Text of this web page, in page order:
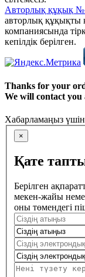
Авторлық құқық №
авторлық құқықты
компаниясында
кепілдік берілген.
Thanks for your
We will contact you
Хабарламаңыз
×
Қате
Берілген
мекен-жайы
оны төмендегі